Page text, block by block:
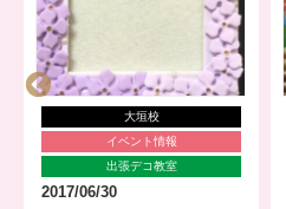
大垣校
イベント情報
出張デコ教室
2017/06/30